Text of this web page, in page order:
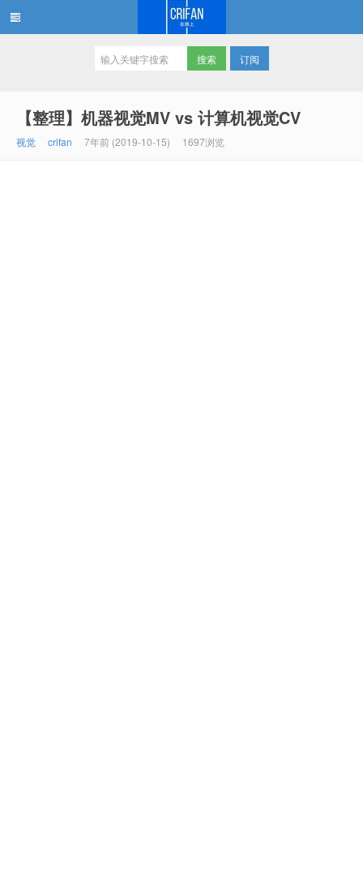
订阅
【整理】机器视觉MV vs 计算机视觉CV
视觉 crifan 7年前 (2019-10-15) 1697浏览